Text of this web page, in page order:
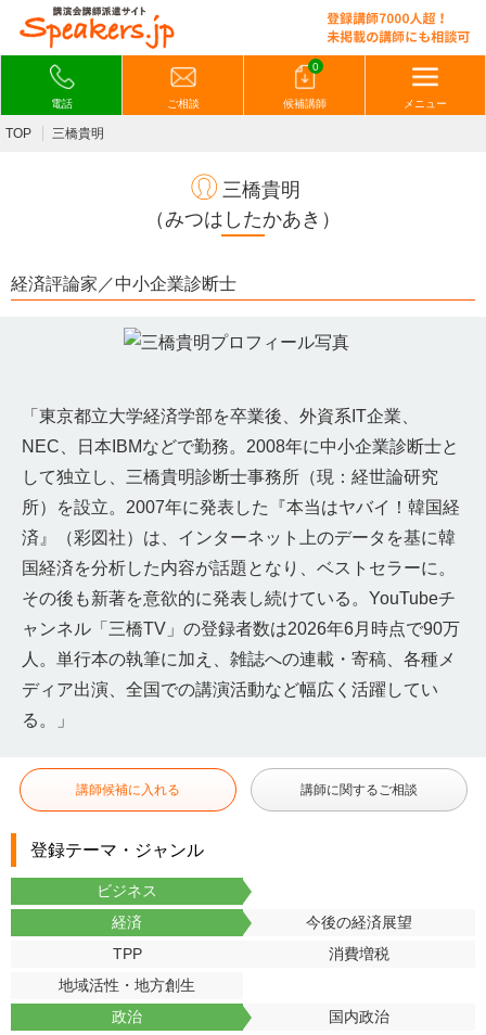
電話 ご相談
0
候補講師 メニュー
TOP 三橋貴明
三橋貴明
（みつはしたかあき）
経済評論家／中小企業診断士
「東京都立大学経済学部を卒業後、外資系IT企業、
NEC、日本IBMなどで勤務。2008年に中小企業診断士と
して独立し、三橋貴明診断士事務所（現：経世論研究
所）を設立。2007年に発表した『本当はヤバイ！韓国経
済』（彩図社）は、インターネット上のデータを基に韓
国経済を分析した内容が話題となり、ベストセラーに。
その後も新著を意欲的に発表し続けている。YouTubeチ
ャンネル「三橋TV」の登録者数は2026年6月時点で90万
人。単行本の執筆に加え、雑誌への連載・寄稿、各種メ
ディア出演、全国での講演活動など幅広く活躍してい
る。」
講師候補に入れる 講師に関するご相談
登録テーマ・ジャンル
ビジネス
経済
今後の経済展望
TPP
消費増税
地域活性・地方創生
政治
国内政治